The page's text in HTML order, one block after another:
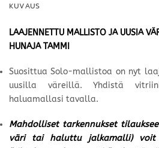
KUVAUS
LAAJENNETTU MALLISTO JA UUSIA
HUNAJA TAMMI
Suosittua Solo-mallistoa on nyt
uusilla väreillä. Yhdistä
haluamallasi tavalla.
Mahdolliset tarkennukset
väri tai haluttu jalkamalli) voit